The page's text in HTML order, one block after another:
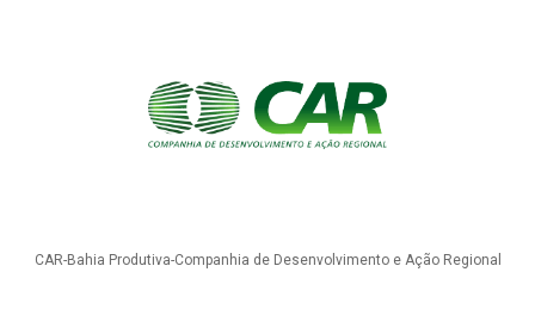
CAR-Bahia Produtiva-Companhia de Desenvolvimento e Ação Regional